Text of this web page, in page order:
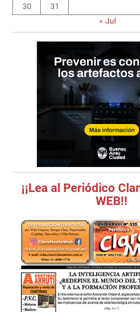
30
31
« Jul
¡¡Lea al Periódico
WEB!!